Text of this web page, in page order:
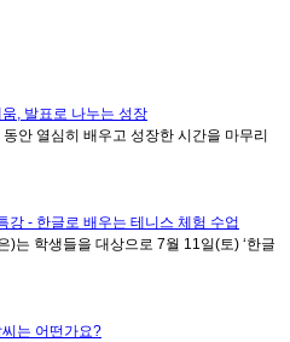
, 발표로 나누는 성장
안 열심히 배우고 성장한 시간을 마무리
강 - 한글로 배우는 테니스 체험 수업
)는 학생들을 대상으로 7월 11일(토) ‘한글
는 어떤가요?